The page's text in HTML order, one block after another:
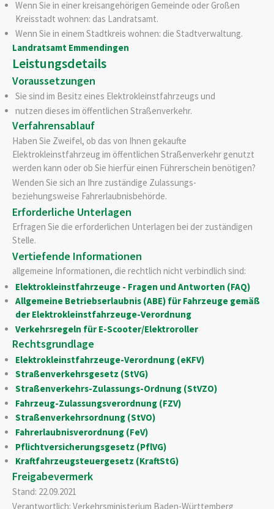
Wenn Sie in einer kreisangehörigen Gemeinde oder Großen
Kreisstadt wohnen: das Landratsamt.
Wenn Sie in einem Stadtkreis wohnen: die Stadtverwaltung.
Landratsamt Emmendingen
Leistungsdetails
Voraussetzungen
Sie sind im Besitz eines Elektrokleinstfahrzeugs und
nutzen dieses im öffentlichen Straßenverkehr.
Verfahrensablauf
Haben Sie Zweifel, ob das von Ihnen gekaufte
Elektrokleinstfahrzeug im öffentlichen Straßenverkehr genutzt
werden kann oder ob Sie hierfür einen Führerschein benötigen?
Wenden Sie sich an Ihre zuständige Zulassungs-
beziehungsweise Fahrerlaubnisbehörde.
Erforderliche Unterlagen
Erfragen Sie die erforderlichen Unterlagen bei der zuständigen
Stelle.
Vertiefende Informationen
allgemeine Informationen, die rechtlich nicht verbindlich sind:
Elektrokleinstfahrzeuge - Fragen und Antworten (FAQ)
Allgemeine Betriebserlaubnis (ABE) für Fahrzeuge gemäß
der Elektrokleinstfahrzeuge-Verordnung
Verkehrsregeln für E-Scooter/Elektroroller
Rechtsgrundlage
Elektrokleinstfahrzeuge-Verordnung (eKFV)
Straßenverkehrsgesetz (StVG)
Straßenverkehrs-Zulassungs-Ordnung (StVZO)
Fahrzeug-Zulassungsverordnung (FZV)
Straßenverkehrsordnung (StVO)
Fahrerlaubnisverordnung (FeV)
Pflichtversicherungsgesetz (PflVG)
Kraftfahrzeugsteuergesetz (KraftStG)
Freigabevermerk
Stand: 22.09.2021
Verantwortlich: Verkehrsministerium Baden-Württemberg